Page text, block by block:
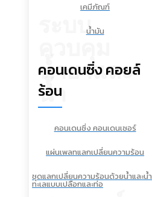
เคมีภัณฑ์
น้ำมัน
ระบบ
น้ำยาและ
น้ำ
คอนเดนซิ่ง คอยล์
ร้อน
คอนเดนซิ่ง คอนเดนเซอร์
แผ่นเพลทแลกเปลี่ยนความร้อน
ชุดแลกเปลี่ยนความร้อนด้วยน้ำและน้ำ
ทะเลแบบเปลือกและท่อ